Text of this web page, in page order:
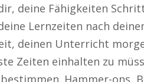
deine Fähigkeiten
Lernzeiten nach
deinen Unterricht
Zeiten einhalten zu
Hammer-ons,